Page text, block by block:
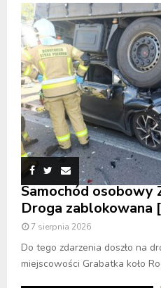
Samochód osobowy
Droga zablokowana
7 sierpnia 2026
Do tego zdarzenia doszło na
miejscowości Grabatka koło